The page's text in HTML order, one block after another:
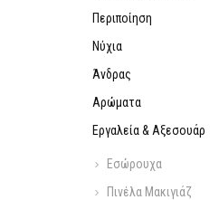
Περιποίηση
Νύχια
Άνδρας
Αρώματα
Εργαλεία & Αξεσουάρ
Εσώρουχα
Πινέλα Μακιγιάζ